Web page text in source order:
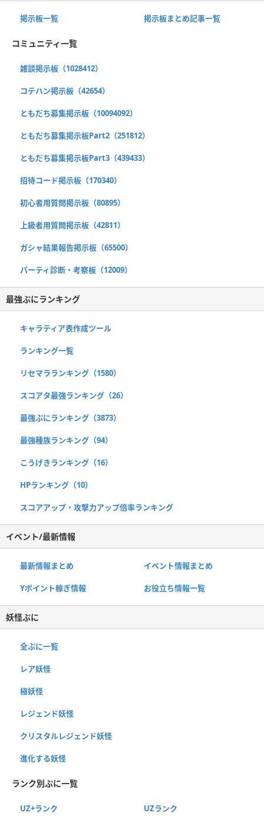
掲示板一覧 掲示板まとめ記事一覧
コミュニティ一覧
雑談掲示板（1028412）
コテハン掲示板（42654）
ともだち募集掲示板（10094092）
ともだち募集掲示板Part2（251812）
ともだち募集掲示板Part3（439433）
招待コード掲示板（170340）
初心者用質問掲示板（80895）
上級者用質問掲示板（42811）
ガシャ結果報告掲示板（65500）
パーティ診断・考察板（12009）
最強ぷにランキング
キャラティア表作成ツール
ランキング一覧
リセマラランキング（1580）
スコアタ最強ランキング（26）
最強ぷにランキング（3873）
最強種族ランキング（94）
こうげきランキング（16）
HPランキング（10）
スコアアップ・攻撃力アップ倍率ランキング
イベント/最新情報
最新情報まとめ イベント情報まとめ
Yポイント稼ぎ情報 お役立ち情報一覧
妖怪ぷに
全ぷに一覧
レア妖怪
極妖怪
レジェンド妖怪
クリスタルレジェンド妖怪
進化する妖怪
ランク別ぷに一覧
UZ+ランク UZランク